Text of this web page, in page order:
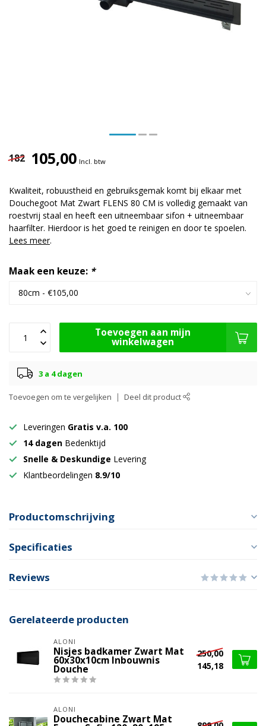
182 105,00 Incl. btw
Kwaliteit, robuustheid en gebruiksgemak komt bij elkaar met
Douchegoot Mat Zwart FLENS 80 CM is volledig gemaakt van
roestvrij staal en heeft een uitneembaar sifon + uitneembaar
haarfilter. Hierdoor is het goed te reinigen en door te spoelen.
Lees meer.
Maak een keuze: *
Toevoegen aan mijn
winkelwagen
3 a 4 dagen
Toevoegen om te vergelijken Deel dit product
Leveringen Gratis v.a. 100
14 dagen Bedenktijd
Snelle & Deskundige Levering
Klantbeordelingen 8.9/10
Productomschrijving
Specificaties
Reviews
Gerelateerde producten
ALONI
Nisjes badkamer Zwart Mat
60x30x10cm Inbouwnis
Douche
250,00
145,18
ALONI
Douchecabine Zwart Mat